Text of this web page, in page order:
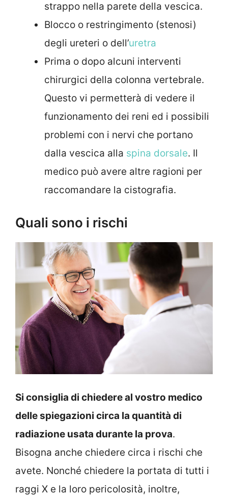
strappo nella parete della vescica.
Blocco o restringimento (stenosi)
degli ureteri o dell’uretra
Prima o dopo alcuni interventi
chirurgici della colonna vertebrale.
Questo vi permetterà di vedere il
funzionamento dei reni ed i possibili
problemi con i nervi che portano
dalla vescica alla spina dorsale. Il
medico può avere altre ragioni per
raccomandare la cistografia.
Quali sono i rischi
Si consiglia di chiedere al vostro medico
delle spiegazioni circa la quantità di
radiazione usata durante la prova.
Bisogna anche chiedere circa i rischi che
avete. Nonché chiedere la portata di tutti i
raggi X e la loro pericolosità, inoltre,